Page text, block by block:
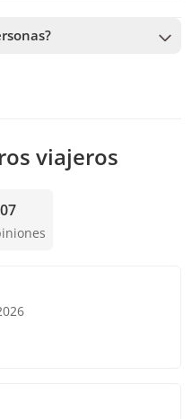
reservar con la
los cupos.
viajeros